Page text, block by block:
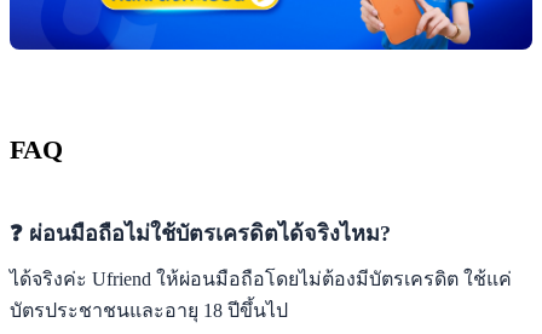
FAQ
❓ ผ่อนมือถือไม่ใช้บัตรเครดิตได้จริงไหม?
ได้จริงค่ะ Ufriend ให้ผ่อนมือถือโดยไม่ต้องมีบัตรเครดิต ใช้แค่
บัตรประชาชนและอายุ 18 ปีขึ้นไป